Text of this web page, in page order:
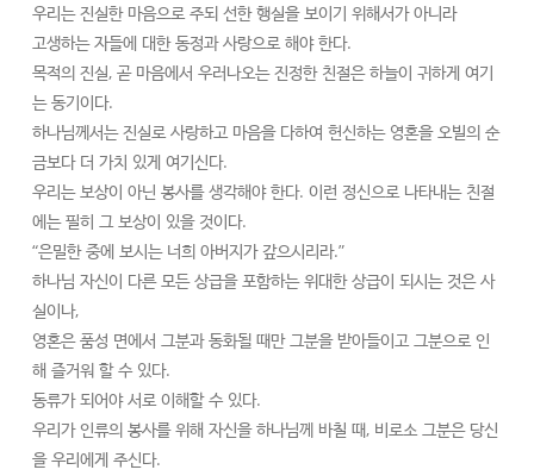
우리는 진실한 마음으로 주되 선한 행실을 보이기 위해서가 아니라
고생하는 자들에 대한 동정과 사랑으로 해야 한다.
목적의 진실, 곧 마음에서 우러나오는 진정한 친절은 하늘이 귀하게 여기
는 동기이다.
하나님께서는 진실로 사랑하고 마음을 다하여 헌신하는 영혼을 오빌의 순
금보다 더 가치 있게 여기신다.
우리는 보상이 아닌 봉사를 생각해야 한다. 이런 정신으로 나타내는 친절
에는 필히 그 보상이 있을 것이다.
“은밀한 중에 보시는 너희 아버지가 갚으시리라.”
하나님 자신이 다른 모든 상급을 포함하는 위대한 상급이 되시는 것은 사
실이나,
영혼은 품성 면에서 그분과 동화될 때만 그분을 받아들이고 그분으로 인
해 즐거워 할 수 있다.
동류가 되어야 서로 이해할 수 있다.
우리가 인류의 봉사를 위해 자신을 하나님께 바칠 때, 비로소 그분은 당신
을 우리에게 주신다.